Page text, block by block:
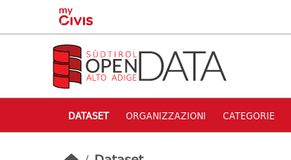
Skip to main content
DATASET ORGANIZZAZIONI CATEGORIE